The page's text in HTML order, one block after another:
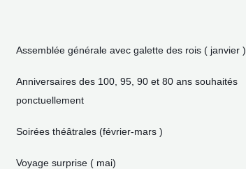
Assemblée générale avec galette des rois ( janvier )
Anniversaires des 100, 95, 90 et 80 ans souhaités
ponctuellement
Soirées théâtrales (février-mars )
Voyage surprise ( mai)